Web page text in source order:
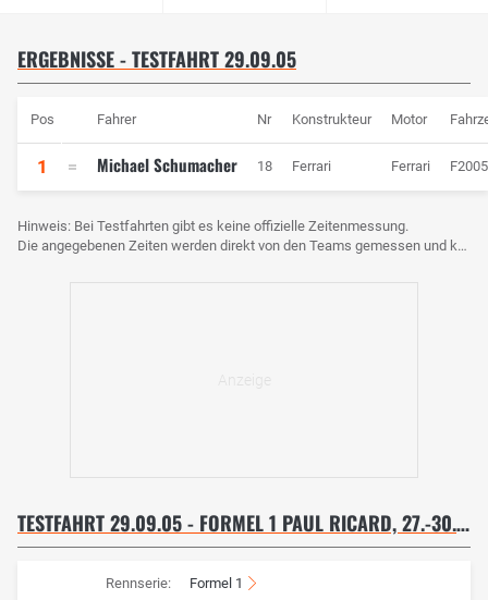
ERGEBNISSE - TESTFAHRT 29.09.05
Pos Fahrer Nr Konstrukteur Motor
1 Michael Schumacher 18 Ferrari Ferrari F2005
Hinweis: Bei Testfahrten gibt es keine offizielle Zeitenmessung.
Die angegebenen Zeiten werden direkt von den Teams gemessen und können voneinander abweichen.
TESTFAHRT 29.09.05 - FORMEL 1 PAUL RICARD, 27.-30. SEPTEMBER
Rennserie: Formel 1